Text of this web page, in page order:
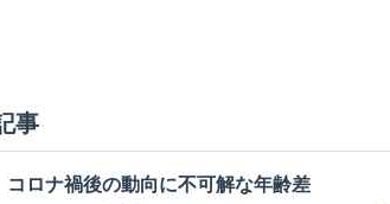
事
コロナ禍後の動向に不可解な年齢差